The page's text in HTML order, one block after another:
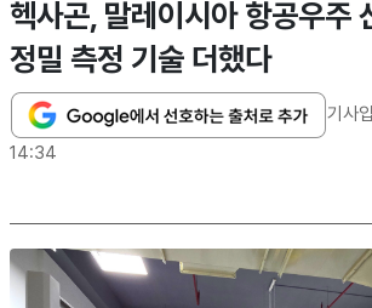
헥사곤, 말레이시아 항공우주
정밀 측정 기술 더했다
기사
14:34